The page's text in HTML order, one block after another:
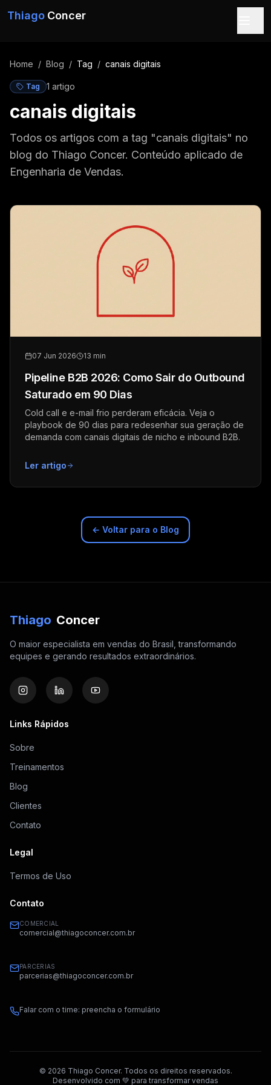
Thiago Concer
Home / Blog / Tag / canais digitais
Tag 1 artigo
canais digitais
Todos os artigos com a tag "canais digitais" no
blog do Thiago Concer. Conteúdo aplicado de
Engenharia de Vendas.
07 Jun 2026 13 min
Pipeline B2B 2026: Como Sair do Outbound
Saturado em 90 Dias
Cold call e e-mail frio perderam eficácia. Veja o
playbook de 90 dias para redesenhar sua geração de
demanda com canais digitais de nicho e inbound B2B.
Ler artigo
← Voltar para o Blog
Thiago Concer
O maior especialista em vendas do Brasil, transformando
equipes e gerando resultados extraordinários.
Links Rápidos
Sobre
Treinamentos
Blog
Clientes
Contato
Legal
Termos de Uso
Contato
COMERCIAL
comercial@thiagoconcer.com.br
PARCERIAS
parcerias@thiagoconcer.com.br
Falar com o time: preencha o formulário
© 2026 Thiago Concer. Todos os direitos reservados.
Desenvolvido com 💚 para transformar vendas